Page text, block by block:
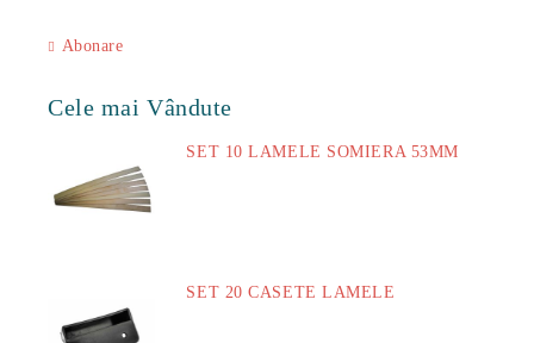
Abonare
Cele mai Vândute
SET 10 LAMELE SOMIERA 53MM
SET 20 CASETE LAMELE